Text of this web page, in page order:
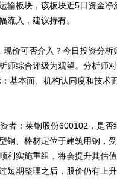
输板块，该板块近5日资金
流入，建议持有。
价可否介入？今日投资分析
师综合评级为观望。分析师
基本面、机构认同度和技术
者：莱钢股份600102，是否
钢、棒材定位于建筑用钢，
利实施重组，将会提升其估
短期整理之后，股价仍有上